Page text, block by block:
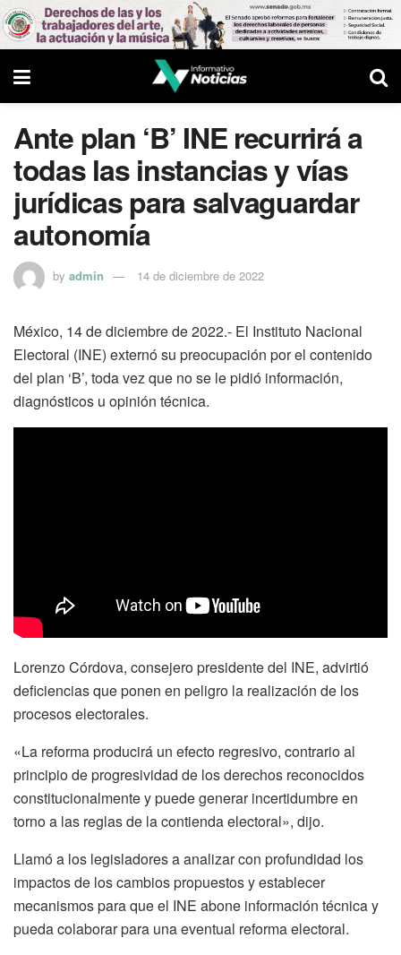
Ante plan ‘B’ INE recurrirá a
todas las instancias y vías
jurídicas para salvaguardar
autonomía
by admin 14 de diciembre de 2022
México, 14 de diciembre de 2022.- El Instituto Nacional
Electoral (INE) externó su preocupación por el contenido
del plan ‘B’, toda vez que no se le pidió información,
diagnósticos u opinión técnica.
Lorenzo Córdova, consejero presidente del INE, advirtió
deficiencias que ponen en peligro la realización de los
procesos electorales.
«La reforma producirá un efecto regresivo, contrario al
principio de progresividad de los derechos reconocidos
constitucionalmente y puede generar incertidumbre en
torno a las reglas de la contienda electoral», dijo.
Llamó a los legisladores a analizar con profundidad los
impactos de los cambios propuestos y establecer
mecanismos para que el INE abone información técnica y
pueda colaborar para una eventual reforma electoral.